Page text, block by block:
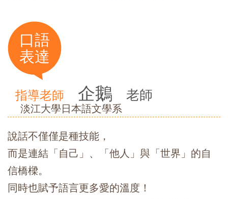
口語
表達
指導老師 企鵝 老師
淡江大學日本語文學系
說話不僅僅是種技能，
而是連結「自己」、「他人」與「世界」的自
信橋樑。
同時也賦予語言更多愛的溫度！